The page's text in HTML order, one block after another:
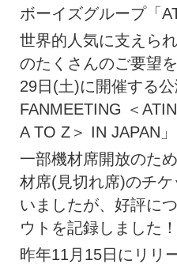
ボーイズグループ「
世界的人気に支えら
のたくさんのご要望
29日(土)に開催する
FANMEETING ＜
A TO Z＞ IN JAPAN」
一部機材席開放のた
材席(見切れ席)のチ
いましたが、好評に
ウトを記録しました！
昨年11月15日にリリ